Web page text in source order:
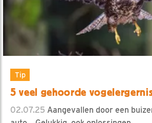
Tip
5 veel gehoorde
02.07.25 Aangevallen door een